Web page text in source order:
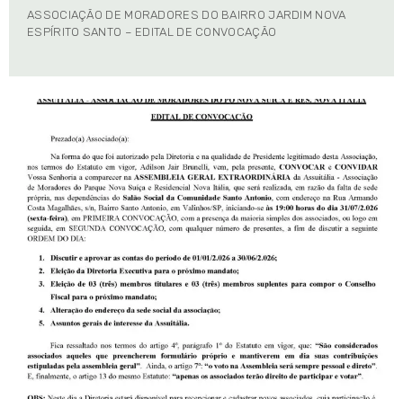
ASSOCIAÇÃO DE MORADORES DO BAIRRO JARDIM NOVA
ESPÍRITO SANTO – EDITAL DE CONVOCAÇÃO